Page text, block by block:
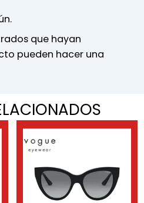
que hayan
pueden hacer una